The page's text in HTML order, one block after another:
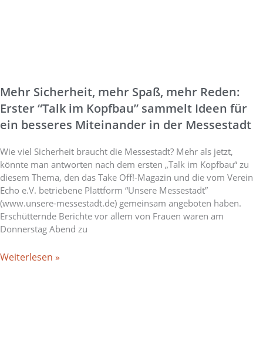
Mehr Sicherheit, mehr Spaß, mehr Reden:
Erster “Talk im Kopfbau” sammelt Ideen für
ein besseres Miteinander in der Messestadt
Wie viel Sicherheit braucht die Messestadt? Mehr als jetzt,
könnte man antworten nach dem ersten „Talk im Kopfbau“ zu
diesem Thema, den das Take Off!-Magazin und die vom Verein
Echo e.V. betriebene Plattform “Unsere Messestadt”
(www.unsere-messestadt.de) gemeinsam angeboten haben.
Erschütternde Berichte vor allem von Frauen waren am
Donnerstag Abend zu
Weiterlesen »